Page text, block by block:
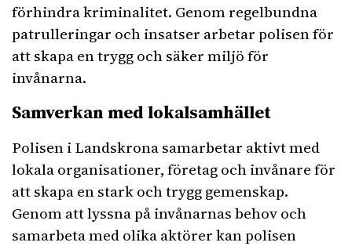
förhindra kriminalitet. Genom regelbundna
patrulleringar och insatser arbetar polisen för
att skapa en trygg och säker miljö för
invånarna.
Samverkan med lokalsamhället
Polisen i Landskrona samarbetar aktivt med
lokala organisationer, företag och invånare för
att skapa en stark och trygg gemenskap.
Genom att lyssna på invånarnas behov och
samarbeta med olika aktörer kan polisen